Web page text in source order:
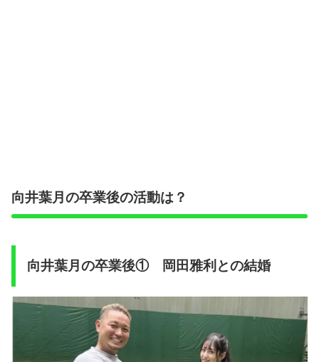
向井葉月の卒業後の活動は？
向井葉月の卒業後① 岡田雅利 との結婚